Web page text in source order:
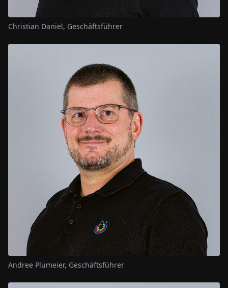
Christian Daniel, Geschäftsführer
Andree Plumeier, Geschäftsführer